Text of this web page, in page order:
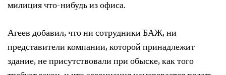
милиция что-нибудь из офиса.
Агеев добавил, что ни сотрудники БАЖ, ни
представители компании, которой принадлежит
здание, не присутствовали при обыске, как того